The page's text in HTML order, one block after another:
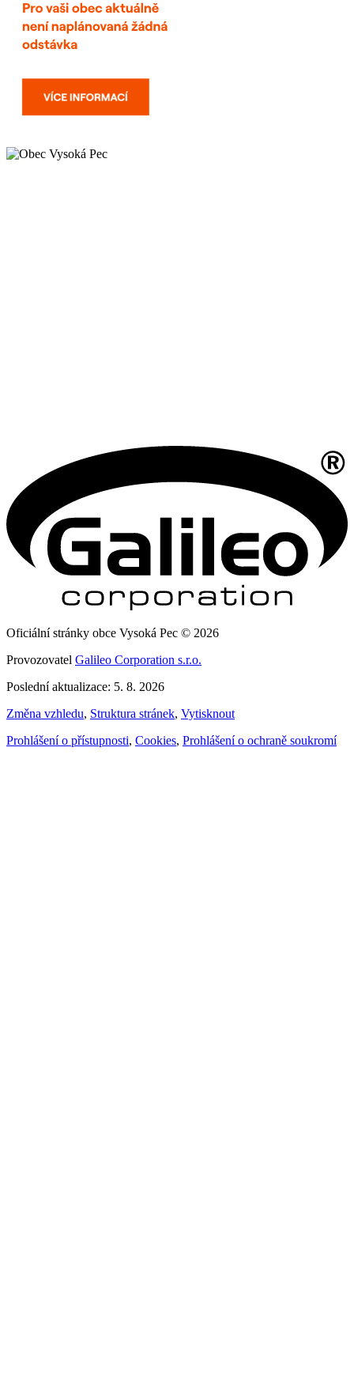
Oficiální stránky obce Vysoká Pec © 2026
Provozovatel Galileo Corporation s.r.o.
Poslední aktualizace: 5. 8. 2026
Změna vzhledu, Struktura stránek, Vytisknout
Prohlášení o přístupnosti, Cookies, Prohlášení o ochraně soukromí